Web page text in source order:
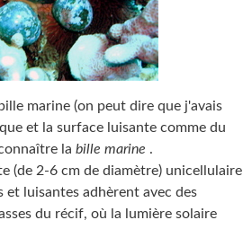
marine (on peut dire que j'avais
et la surface luisante comme du
la bille marine .
(de 2-6 cm de diamètre) unicellulaire
et luisantes adhèrent avec des
du récif, où la lumière solaire